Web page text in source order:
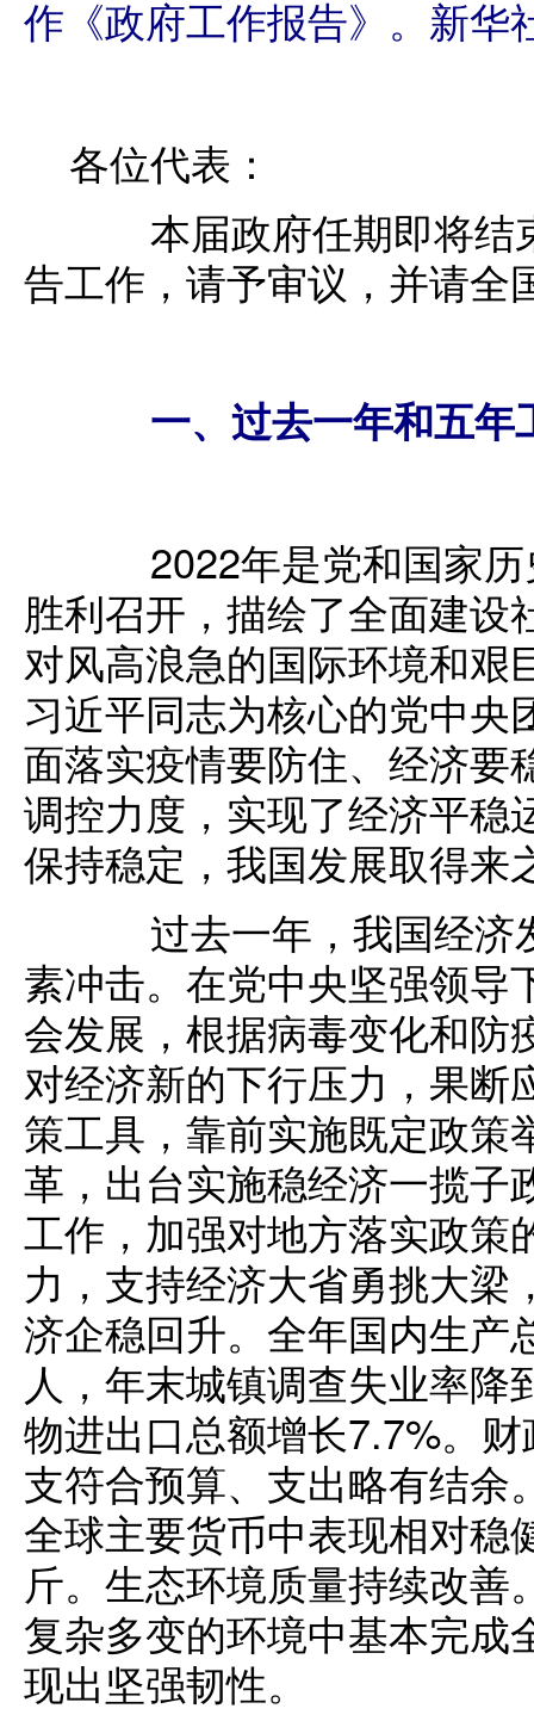
作《政府工作报告》。新华
各位代表：
本届政府任期即将结
告工作，请予审议，并请全
一、过去一年和五年
2022年是党和国家历
胜利召开，描绘了全面建
对风高浪急的国际环境和艰
习近平同志为核心的党中
面落实疫情要防住、经济要
调控力度，实现了经济平稳
保持稳定，我国发展取得来
过去一年，我国经济
素冲击。在党中央坚强领导
会发展，根据病毒变化和防
对经济新的下行压力，果断
策工具，靠前实施既定政策
革，出台实施稳经济一揽子
工作，加强对地方落实政策
力，支持经济大省勇挑大
济企稳回升。全年国内生产
人，年末城镇调查失业率
物进出口总额增长7.7%。
支符合预算、支出略有结余
全球主要货币中表现相对稳
斤。生态环境质量持续改
复杂多变的环境中基本完成
现出坚强韧性。